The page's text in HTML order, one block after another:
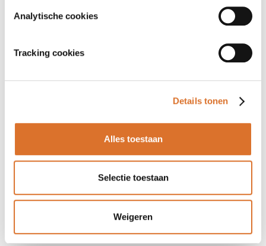
Analytische cookies
Tracking cookies
Details tonen
Alles toestaan
Selectie toestaan
Weigeren